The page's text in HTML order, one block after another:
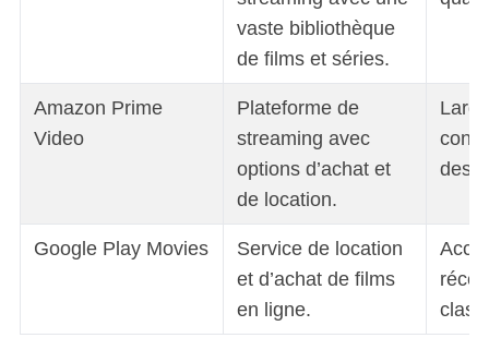
vaste bibliothèque
de films et séries.
Amazon Prime
Video
Plateforme de
streaming avec
options d’achat et
de location.
des
Google Play Movies
Service de location
et d’achat de films
en ligne.